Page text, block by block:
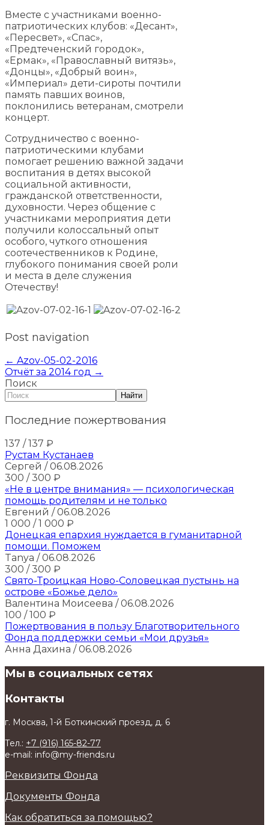
Вместе с участниками военно-
патриотических клубов: «Десант»,
«Пересвет», «Спас»,
«Предтеченский городок»,
«Ермак», «Православный витязь»,
«Донцы», «Добрый воин»,
«Империал» дети-сироты почтили
память павших воинов,
поклонились ветеранам, смотрели
концерт.
Сотрудничество с военно-
патриотическими клубами
помогает решению важной задачи
воспитания в детях высокой
социальной активности,
гражданской ответственности,
духовности. Через общение с
участниками мероприятия дети
получили колоссальный опыт
особого, чуткого отношения
соотечественников к Родине,
глубокого понимания своей роли
и места в деле служения
Отечеству!
Post navigation
← Azov-05-02-2016
Отчёт за 2014 год →
Поиск
Найти
Последние пожертвования
137 / 137 ₽
Рустам Кустанаев
Сергей / 06.08.2026
300 / 300 ₽
«Не в центре внимания» — психологическая
помощь родителям и не только
Евгений / 06.08.2026
1 000 / 1 000 ₽
Донецкая епархия нуждается в гуманитарной
помощи. Поможем
Tanya / 06.08.2026
300 / 300 ₽
Свято-Троицкая Ново-Соловецкая пустынь на
острове «Божье дело»
Валентина Моисеева / 06.08.2026
100 / 100 ₽
Пожертвования в пользу Благотворительного
Фонда поддержки семьи «Мои друзья»
Анна Дахина / 06.08.2026
Мы в социальных сетях
Контакты
г. Москва, 1-й Боткинский проезд, д. 6
Тел.: +7 (916) 165-82-77
e-mail: info@my-friends.ru
Реквизиты Фонда
Документы Фонда
Как обратиться за помощью?